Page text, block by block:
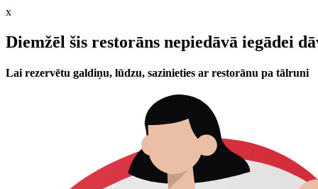
x
Diemžēl šis restorāns nepiedāvā iegādei
Lai rezervētu galdiņu, lūdzu, sazinieties ar restorānu pa tālruni